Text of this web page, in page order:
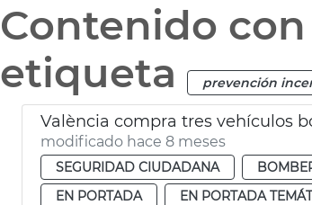
Contenido
etiqueta
prevención
València compra tres vehículos
modificado hace 8 meses
SEGURIDAD CIUDADANA
EN PORTADA
EN PORTADA